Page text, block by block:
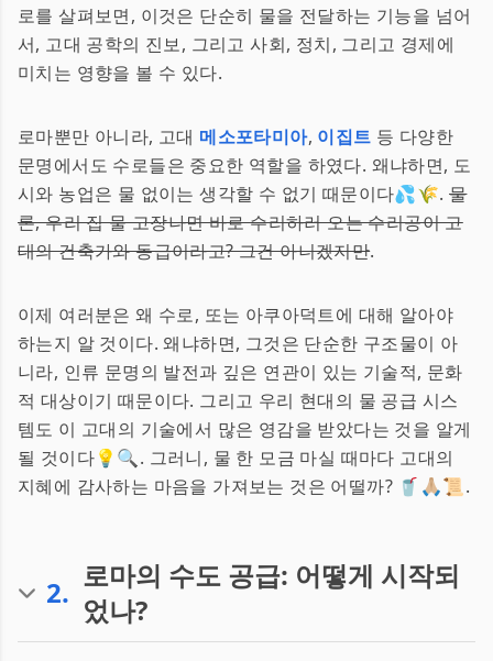
로를 살펴보면, 이것은 단순히 물을 전달하는 기능을 넘어
서, 고대 공학의 진보, 그리고 사회, 정치, 그리고 경제에
미치는 영향을 볼 수 있다.
로마뿐만 아니라, 고대 메소포타미아, 이집트 등 다양한
문명에서도 수로들은 중요한 역할을 하였다. 왜냐하면, 도
시와 농업은 물 없이는 생각할 수 없기 때문이다💦🌾. 물
론, 우리 집 물 고장나면 바로 수리하러 오는 수리공이 고
대의 건축가와 동급이라고? 그건 아니겠지만.
이제 여러분은 왜 수로, 또는 아쿠아덕트에 대해 알아야
하는지 알 것이다. 왜냐하면, 그것은 단순한 구조물이 아
니라, 인류 문명의 발전과 깊은 연관이 있는 기술적, 문화
적 대상이기 때문이다. 그리고 우리 현대의 물 공급 시스
템도 이 고대의 기술에서 많은 영감을 받았다는 것을 알게
될 것이다💡🔍. 그러니, 물 한 모금 마실 때마다 고대의
지혜에 감사하는 마음을 가져보는 것은 어떨까? 🥤🙏🏼📜.
2. 로마의 수도 공급: 어떻게 시작되
었나?